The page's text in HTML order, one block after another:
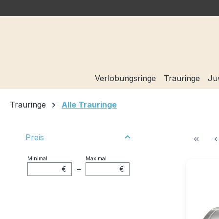
Verlobungsringe Trauringe
Trauringe Alle Trauringe
Preis
Minimal
€ –
Maximal
€